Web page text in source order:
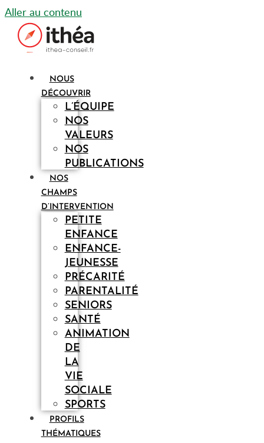
Aller au contenu
NOUS
DÉCOUVRIR
L’ÉQUIPE
NOS
VALEURS
NOS
PUBLICATIONS
NOS
CHAMPS
D’INTERVENTION
PETITE
ENFANCE
ENFANCE-
JEUNESSE
PRÉCARITÉ
PARENTALITÉ
SENIORS
SANTÉ
ANIMATION
DE
LA
VIE
SOCIALE
SPORTS
PROFILS
THÉMATIQUES